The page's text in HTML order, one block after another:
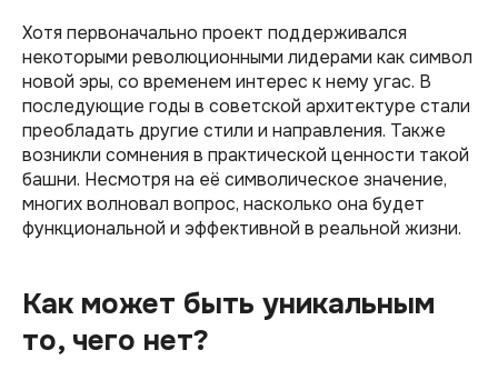
Хотя первоначально проект поддерживался
некоторыми революционными лидерами как символ
новой эры, со временем интерес к нему угас. В
последующие годы в советской архитектуре стали
преобладать другие стили и направления. Также
возникли сомнения в практической ценности такой
башни. Несмотря на её символическое значение,
многих волновал вопрос, насколько она будет
функциональной и эффективной в реальной жизни.
Как может быть уникальным
то, чего нет?